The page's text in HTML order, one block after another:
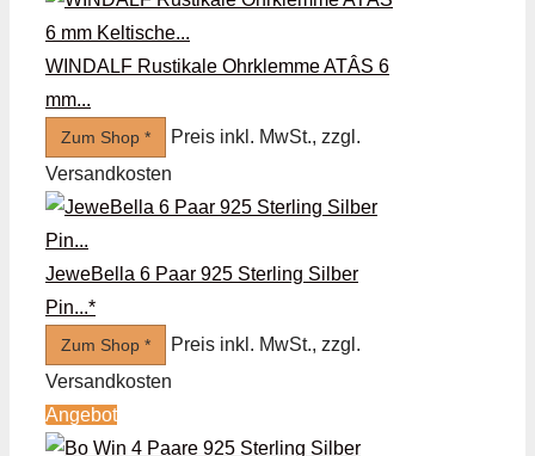
WINDALF Rustikale Ohrklemme ATÂS 6
mm...
Zum Shop *
Preis inkl. MwSt., zzgl.
Versandkosten
JeweBella 6 Paar 925 Sterling Silber
Pin...*
Zum Shop *
Preis inkl. MwSt., zzgl.
Versandkosten
Angebot